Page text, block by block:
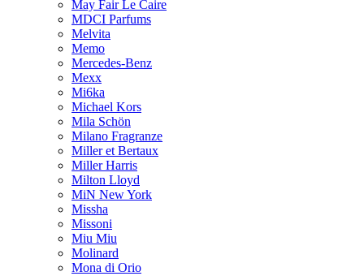
May Fair Le Caire
MDCI Parfums
Melvita
Memo
Mercedes-Benz
Mexx
Mi6ka
Michael Kors
Mila Schön
Milano Fragranze
Miller et Bertaux
Miller Harris
Milton Lloyd
MiN New York
Missha
Missoni
Miu Miu
Molinard
Mona di Orio